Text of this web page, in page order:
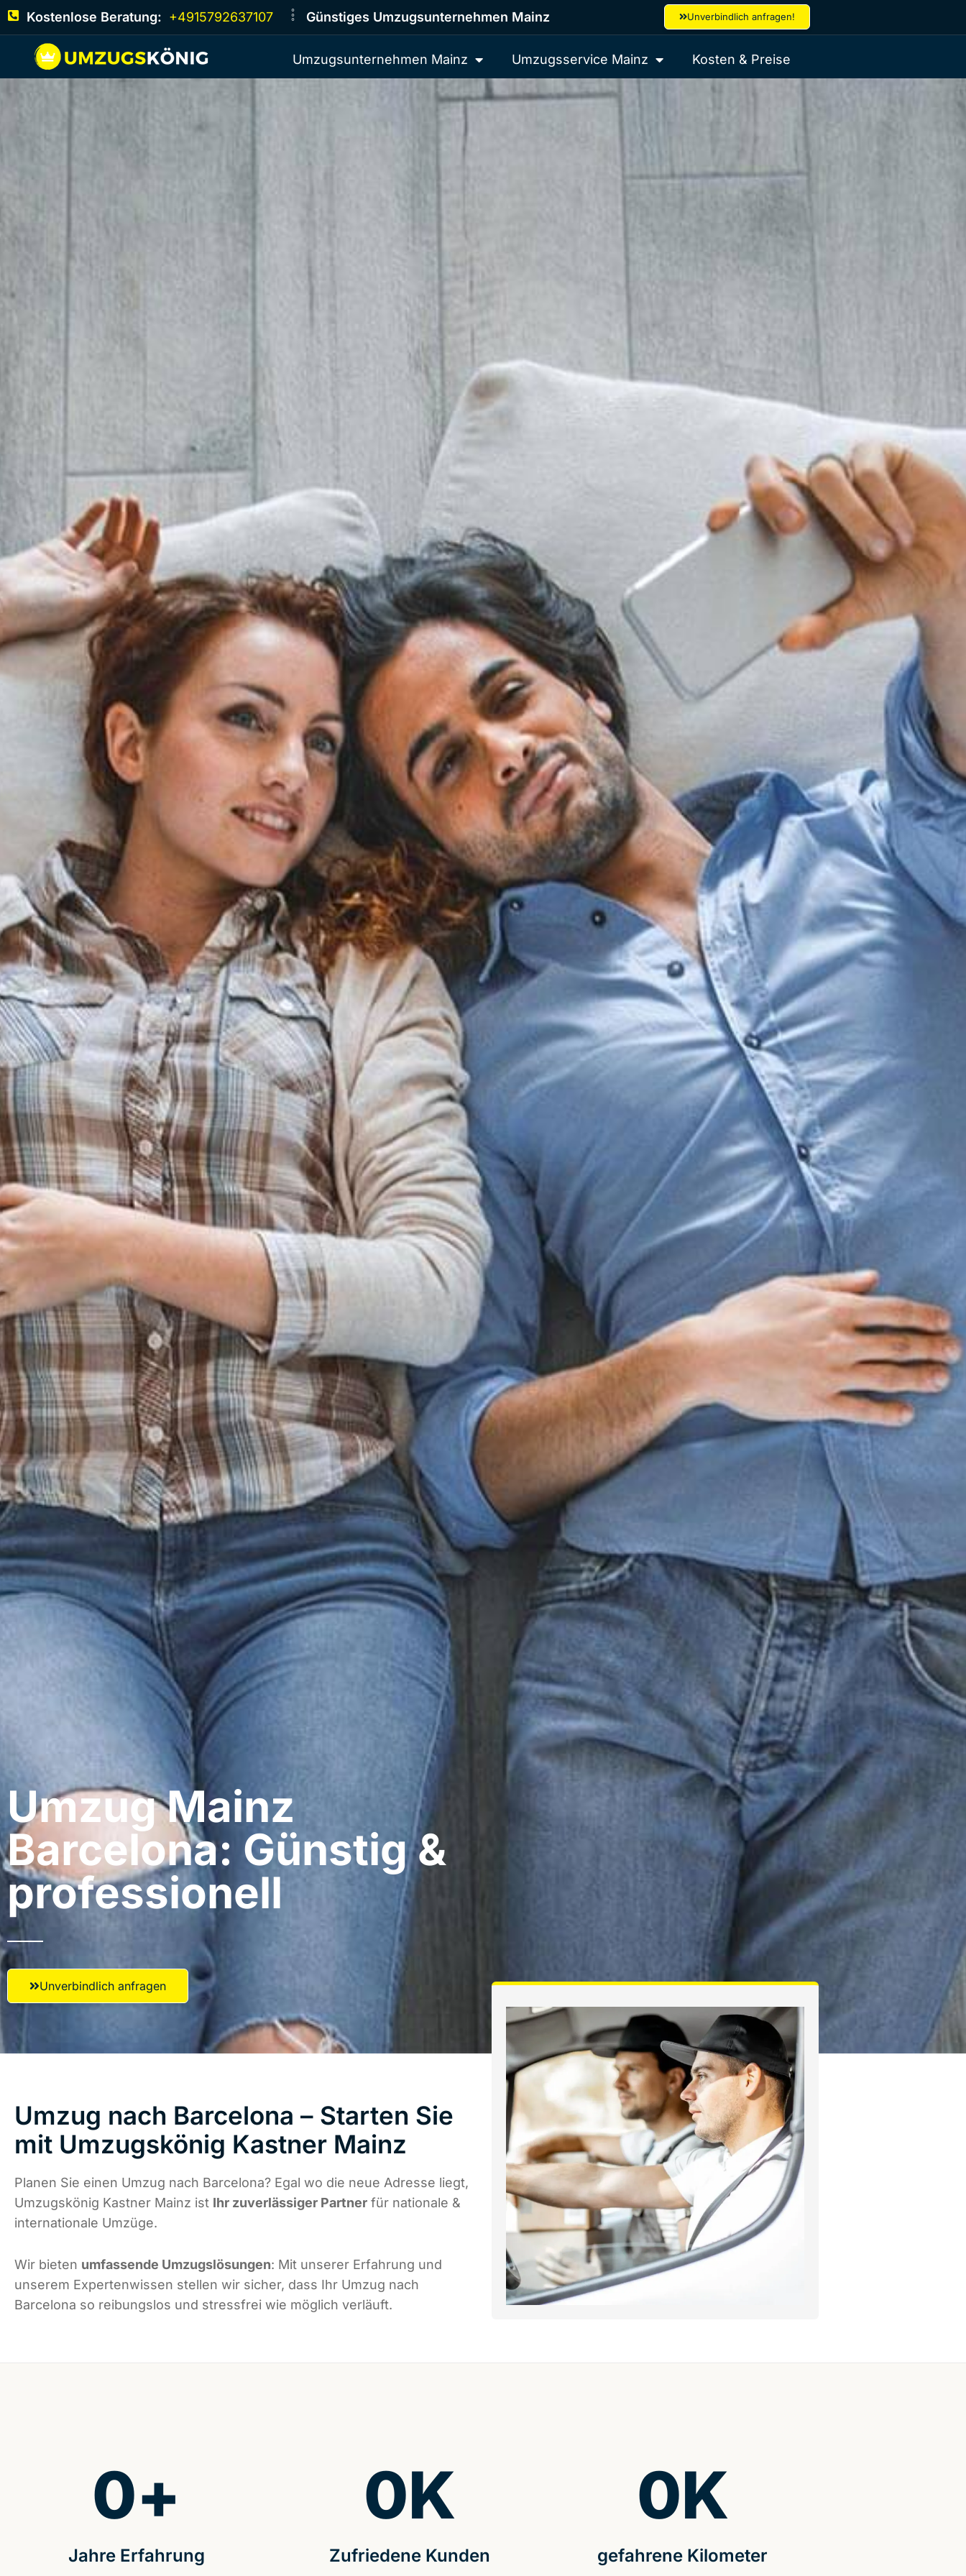
Kostenlose Beratung: +4915792637107 Günstiges Umzugsunternehmen Mainz Unverbindlich anfragen!
Umzugsunternehmen Mainz Umzugsservice Mainz Kosten & Preise
Umzug Mainz​
Barcelona: Günstig &
professionell​
Unverbindlich anfragen
Umzug nach Barcelona – Starten Sie
mit Umzugskönig Kastner Mainz
Planen Sie einen Umzug nach Barcelona? Egal wo die neue Adresse liegt,
Umzugskönig Kastner Mainz ist Ihr zuverlässiger Partner für nationale &
internationale Umzüge.
Wir bieten umfassende Umzugslösungen: Mit unserer Erfahrung und
unserem Expertenwissen stellen wir sicher, dass Ihr Umzug nach
Barcelona so reibungslos und stressfrei wie möglich verläuft.
Jahre Erfahrung
0+
Zufriedene Kunden
0K
gefahrene Kilometer
0K